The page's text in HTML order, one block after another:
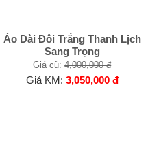
Áo Dài Đôi Trắng Thanh Lịch
Sang Trọng
Giá cũ:4,000,000 đ
Giá KM: 3,050,000 đ